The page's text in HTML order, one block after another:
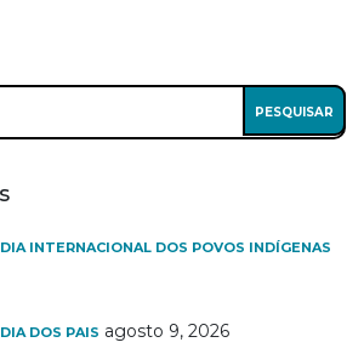
INTERNACIONAL DOS POVOS INDÍGENAS
DOS PAIS agosto 9, 2026